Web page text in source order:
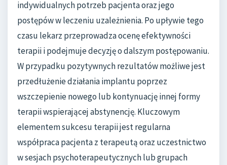
indywidualnych potrzeb pacjenta oraz jego
postępów w leczeniu uzależnienia. Po upływie tego
czasu lekarz przeprowadza ocenę efektywności
terapii i podejmuje decyzję o dalszym postępowaniu.
W przypadku pozytywnych rezultatów możliwe jest
przedłużenie działania implantu poprzez
wszczepienie nowego lub kontynuację innej formy
terapii wspierającej abstynencję. Kluczowym
elementem sukcesu terapii jest regularna
współpraca pacjenta z terapeutą oraz uczestnictwo
w sesjach psychoterapeutycznych lub grupach